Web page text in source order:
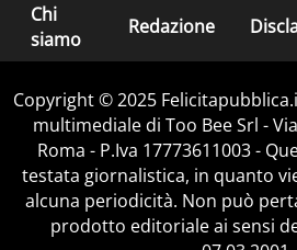
Chi
siamo
Redazione
Copyright © 2025
multimediale di Too Bee Srl -
Roma - P.Iva 17773611003 -
testata giornalistica, in quanto
alcuna periodicità. Non può
prodotto editoriale ai sensi